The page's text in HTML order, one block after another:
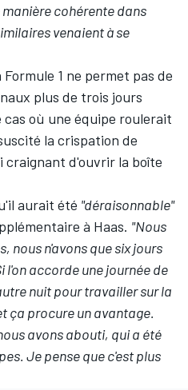
cohérente dans
venaient à se
1 ne permet pas de
plus de trois jours
où une équipe roulerait
la crispation de
d'ouvrir la boîte
aurait été "déraisonnable"
à Haas. "Nous
nous n'avons que six jours
l'on accorde une journée de
nuit pour travailler sur la
ça procure un avantage.
avons abouti, qui a été
Je pense que c'est plus